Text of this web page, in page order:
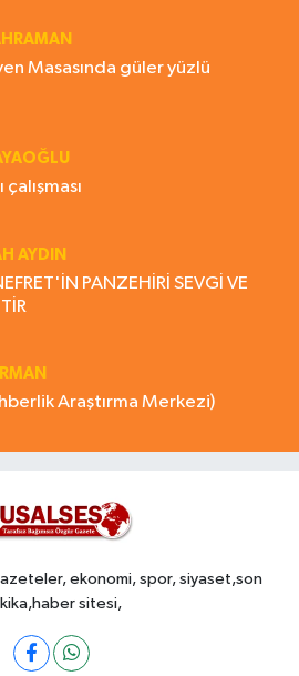
Masasında güler yüzlü
çalışması
AYDIN
PANZEHİRİ SEVGİ VE
RAM (Rehberlik Araştırma Merkezi)
ekonomi, spor, siyaset,son
sitesi,